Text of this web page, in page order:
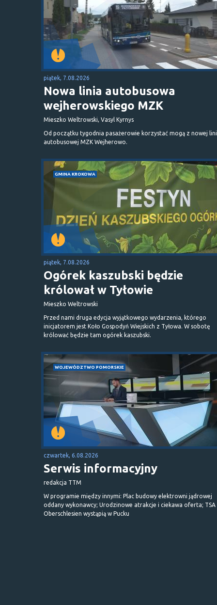
piątek, 7.08.2026
Nowa linia autobusowa
wejherowskiego MZK
Mieszko Weltrowski, Vasyl Kyrnys
Od początku tygodnia pasażerowie korzystać mogą z nowej
autobusowej MZK Wejherowo.
GMINA KROKOWA
piątek, 7.08.2026
Ogórek kaszubski będzie
królował w Tyłowie
Mieszko Weltrowski
Przed nami druga edycja wyjątkowego wydarzenia, którego
inicjatorem jest Koło Gospodyń Wiejskich z Tyłowa. W sobotę
królować będzie tam ogórek kaszubski.
WOJEWÓDZTWO POMORSKIE
czwartek, 6.08.2026
Serwis informacyjny
redakcja TTM
W programie między innymi: Plac budowy elektrowni jądrowej
oddany wykonawcy; Urodzinowe atrakcje i ciekawa oferta; TSA
Oberschlesien wystąpią w Pucku